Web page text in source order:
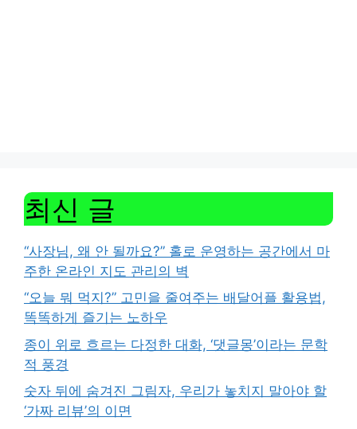
최신 글
“사장님, 왜 안 될까요?” 홀로 운영하는 공간에서 마
주한 온라인 지도 관리의 벽
“오늘 뭐 먹지?” 고민을 줄여주는 배달어플 활용법,
똑똑하게 즐기는 노하우
종이 위로 흐르는 다정한 대화, ‘댓글몽’이라는 문학
적 풍경
숫자 뒤에 숨겨진 그림자, 우리가 놓치지 말아야 할
‘가짜 리뷰’의 이면